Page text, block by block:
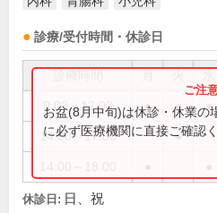
診療/受付時間・休診日
9:00～12:00 ● ● ●
14:00～17:00 ●
お盆(8月中旬)は休診・休業の
に必ず医療機関に直接ご確認く
休診日: 日、祝